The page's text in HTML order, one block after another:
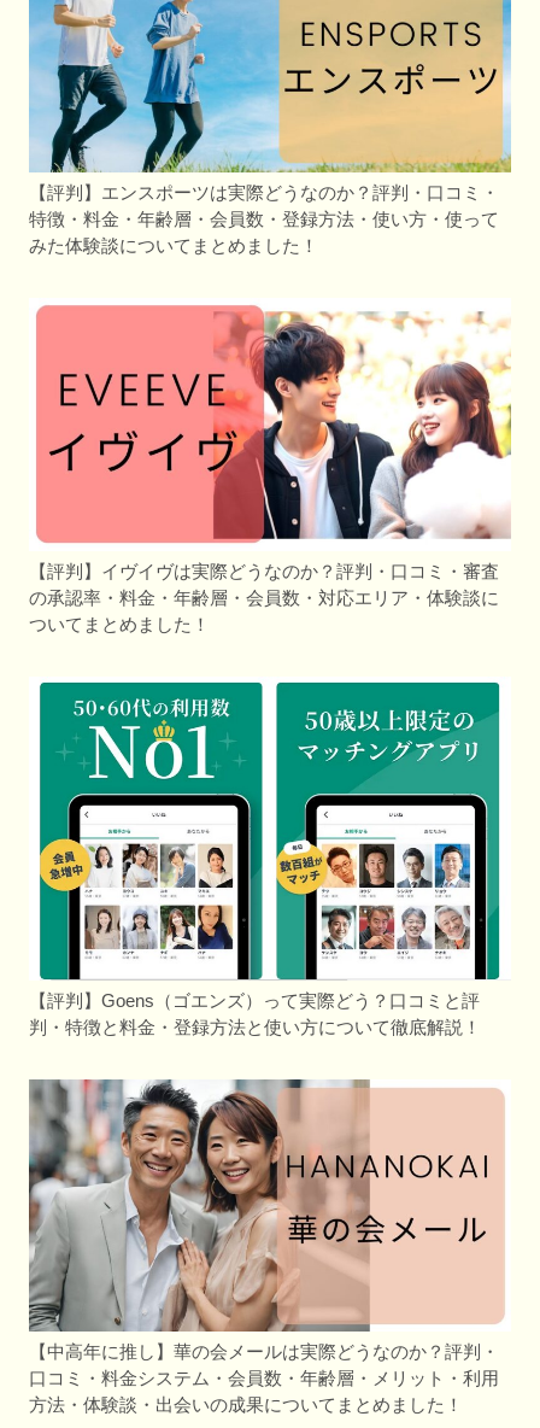
【評判】エンスポーツは実際どうなのか？評判・口コミ・
特徴・料金・年齢層・会員数・登録方法・使い方・使って
みた体験談についてまとめました！
【評判】イヴイヴは実際どうなのか？評判・口コミ・審査
の承認率・料金・年齢層・会員数・対応エリア・体験談に
ついてまとめました！
【評判】Goens（ゴエンズ）って実際どう？口コミと評
判・特徴と料金・登録方法と使い方について徹底解説！
【中高年に推し】華の会メールは実際どうなのか？評判・
口コミ・料金システム・会員数・年齢層・メリット・利用
方法・体験談・出会いの成果についてまとめました！